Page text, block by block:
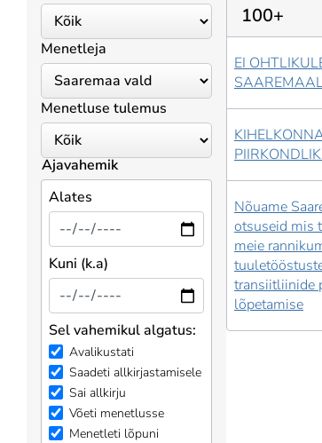
Menetleja
Menetluse tulemus
Ajavahemik
Alates
Kuni (k.a)
Sel vahemikul algatus:
Avalikustati
Saadeti allkirjastamisele
Sai allkirju
Võeti menetlusse
Menetleti lõpuni
100+
EI
Nõuame
otsuseid mis
meie
transiitliinide
lõpetamise